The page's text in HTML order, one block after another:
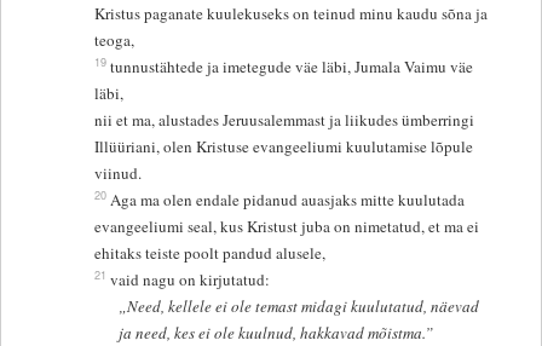
Kristus paganate kuulekuseks on teinud minu kaudu sõna ja
teoga,
19 tunnustähtede ja imetegude väe läbi, Jumala Vaimu väe
läbi,
nii et ma, alustades Jeruusalemmast ja liikudes ümberringi
Illüüriani, olen Kristuse evangeeliumi kuulutamise lõpule
viinud.
20 Aga ma olen endale pidanud auasjaks mitte kuulutada
evangeeliumi seal, kus Kristust juba on nimetatud, et ma ei
ehitaks teiste poolt pandud alusele,
21 vaid nagu on kirjutatud:
„Need, kellele ei ole temast midagi kuulutatud, näevad
ja need, kes ei ole kuulnud, hakkavad mõistma.”